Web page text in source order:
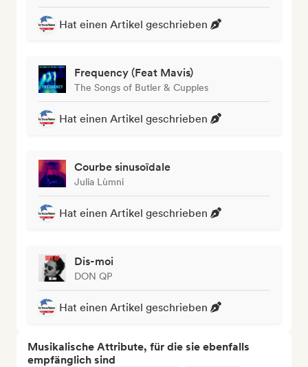
Hat einen Artikel geschrieben
Frequency (Feat Mavis)
The Songs of Butler & Cupples
Hat einen Artikel geschrieben
Courbe sinusoïdale
Julia Lùmni
Hat einen Artikel geschrieben
Dis-moi
DON QP
Hat einen Artikel geschrieben
Musikalische Attribute, für die sie ebenfalls
empfänglich sind